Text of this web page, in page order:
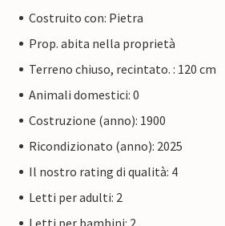
Costruito con: Pietra
Prop. abita nella proprietà
Terreno chiuso, recintato. : 120 cm
Animali domestici: 0
Costruzione (anno): 1900
Ricondizionato (anno): 2025
Il nostro rating di qualità: 4
Letti per adulti: 2